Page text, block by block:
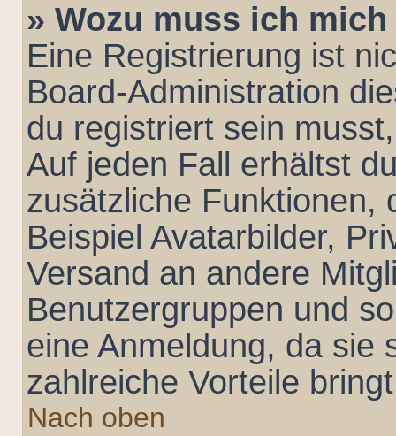
» Wozu muss ich
Eine Registrierung ist
Board-Administration
du registriert sein
Auf jeden Fall erhältst
zusätzliche Funktionen,
Beispiel Avatarbilder,
Versand an andere
Benutzergruppen und
eine Anmeldung, da sie
zahlreiche Vorteile
Nach oben